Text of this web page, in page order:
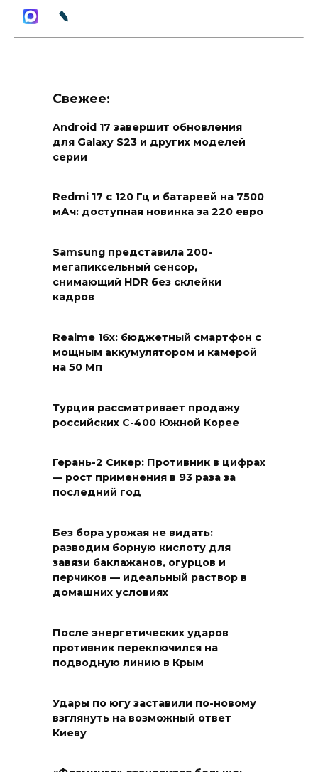
Свежее:
Android 17 завершит обновления
для Galaxy S23 и других моделей
серии
Redmi 17 с 120 Гц и батареей на 7500
мАч: доступная новинка за 220 евро
Samsung представила 200-
мегапиксельный сенсор,
снимающий HDR без склейки
кадров
Realme 16x: бюджетный смартфон с
мощным аккумулятором и камерой
на 50 Мп
Турция рассматривает продажу
российских С-400 Южной Корее
Герань-2 Сикер: Противник в цифрах
— рост применения в 93 раза за
последний год
Без бора урожая не видать:
разводим борную кислоту для
завязи баклажанов, огурцов и
перчиков — идеальный раствор в
домашних условиях
После энергетических ударов
противник переключился на
подводную линию в Крым
Удары по югу заставили по-новому
взглянуть на возможный ответ
Киеву